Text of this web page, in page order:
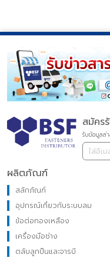
สมัคร
รับข้อมูลล่
ผลิตภัณฑ์
สลักภัณฑ์
อุปกรณ์เกี่ยวกับระบบลม
ข้อต่อทองเหลือง
เครื่องมือช่าง
ตลับลูกปืนและจารบี